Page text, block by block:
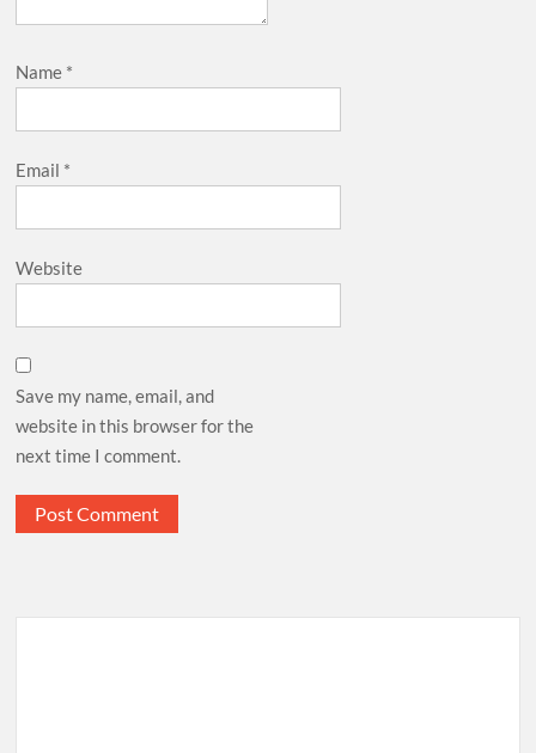
Name *
Email *
Website
Save my name, email, and
website in this browser for the
next time I comment.